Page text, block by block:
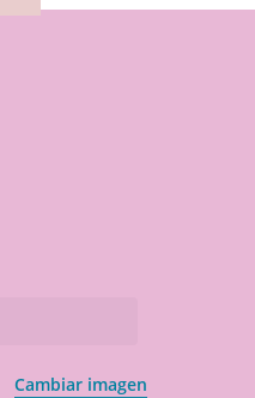
Cambiar imagen